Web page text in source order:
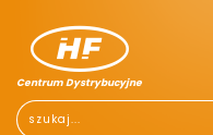
Centrum Dystrybucyjne